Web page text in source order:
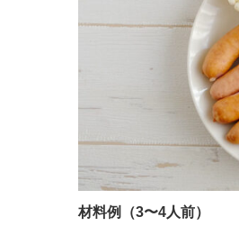
材料例（3〜4人前）